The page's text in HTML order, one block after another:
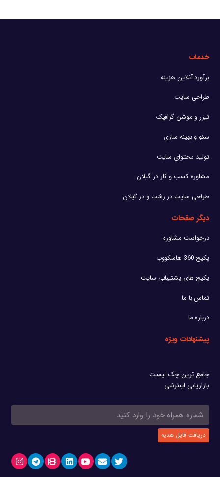
خدمات
برآورد آنلاین هزینه
طراحی سایت
تیزر و موشن گرافیک
سئو و بهینه سازی
تولید محتوای سایت
مشاوره کسب و کار در گیلان
طراحی سایت در رشت و در گیلان
دیگر صفحات
درخواست مشاوره
پکیج 360 هاسکووب
پکیج های پشتیبانی سایت
تماس با ما
درباره ما
پیشنهادات ویژه
جامع ترین چک لیست
بازاریابی اینترنتی